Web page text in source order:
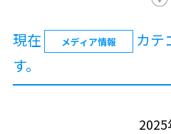
現在 メディア情報
カテ
す。
2025